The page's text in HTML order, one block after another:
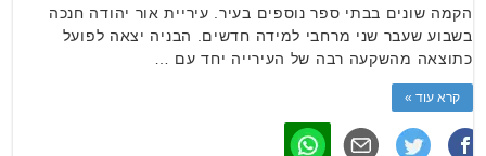
הקמה שונים בבתי ספר נוספים בעיר. עיריית אור יהודה חנכה
בשבוע שעבר שני מרחבי למידה חדשים. הבניה יצאה לפועל
כתוצאה מהשקעה רבה של העירייה יחד עם …
קרא עוד »